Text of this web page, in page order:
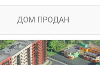
ДОМ ПРОДАН